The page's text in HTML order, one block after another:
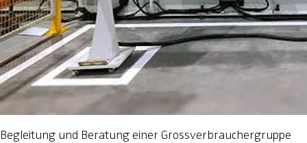
Begleitung und Beratung einer Grossverbrauchergruppe